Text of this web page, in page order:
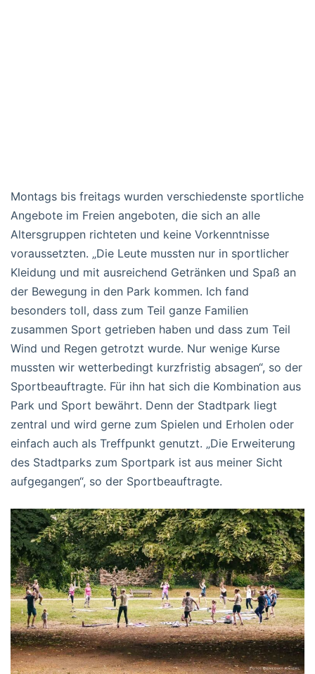
Montags bis freitags wurden verschiedenste sportliche
Angebote im Freien angeboten, die sich an alle
Altersgruppen richteten und keine Vorkenntnisse
voraussetzten. „Die Leute mussten nur in sportlicher
Kleidung und mit ausreichend Getränken und Spaß an
der Bewegung in den Park kommen. Ich fand
besonders toll, dass zum Teil ganze Familien
zusammen Sport getrieben haben und dass zum Teil
Wind und Regen getrotzt wurde. Nur wenige Kurse
mussten wir wetterbedingt kurzfristig absagen“, so der
Sportbeauftragte. Für ihn hat sich die Kombination aus
Park und Sport bewährt. Denn der Stadtpark liegt
zentral und wird gerne zum Spielen und Erholen oder
einfach auch als Treffpunkt genutzt. „Die Erweiterung
des Stadtparks zum Sportpark ist aus meiner Sicht
aufgegangen“, so der Sportbeauftragte.